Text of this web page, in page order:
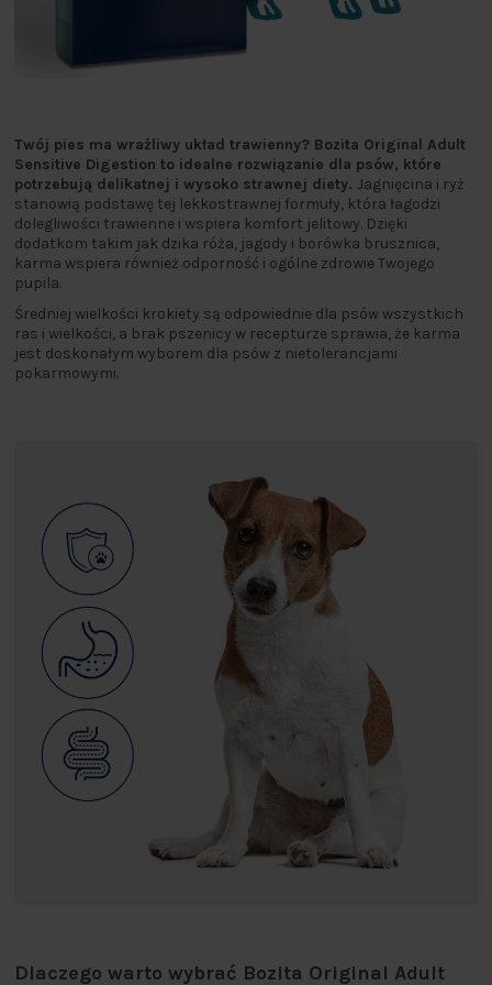
Twój pies ma wrażliwy układ trawienny? Bozita Original Adult
Sensitive Digestion to idealne rozwiązanie dla psów, które
potrzebują delikatnej i wysoko strawnej diety. Jagnięcina i ryż
stanowią podstawę tej lekkostrawnej formuły, która łagodzi
dolegliwości trawienne i wspiera komfort jelitowy. Dzięki
dodatkom takim jak dzika róża, jagody i borówka brusznica,
karma wspiera również odporność i ogólne zdrowie Twojego
pupila.
Średniej wielkości krokiety są odpowiednie dla psów wszystkich
ras i wielkości, a brak pszenicy w recepturze sprawia, że karma
jest doskonałym wyborem dla psów z nietolerancjami
pokarmowymi.
Dlaczego warto wybrać Bozita Original Adult